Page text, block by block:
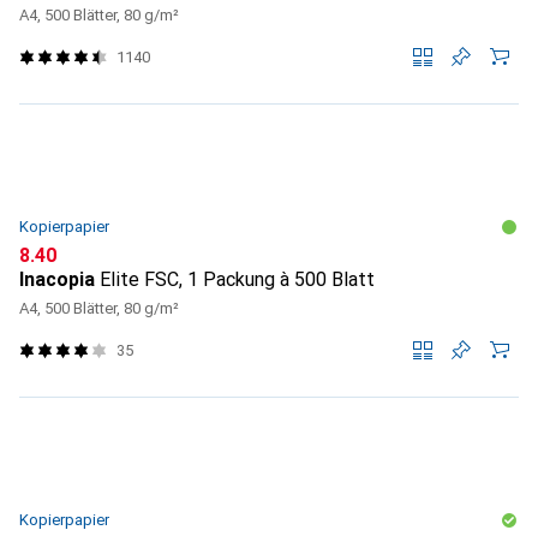
A4, 500 Blätter, 80 g/m²
1140
Kopierpapier
CHF
8.40
Inacopia Elite FSC, 1 Packung à 500 Blatt
A4, 500 Blätter, 80 g/m²
35
Kopierpapier